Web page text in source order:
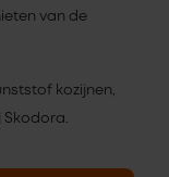
van de
kozijnen,
Skodora.